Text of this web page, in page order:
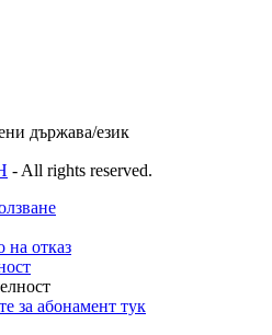
държава/език
- All rights reserved.
отказ
за абонамент тук